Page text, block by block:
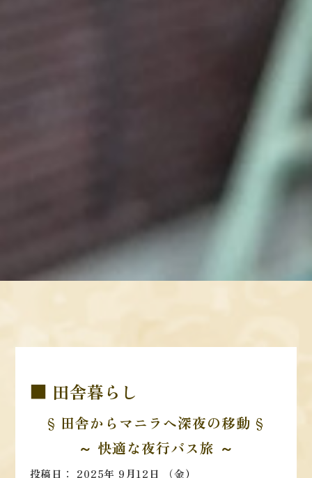
■ 田舎暮らし
§ 田舎からマニラへ深夜の移動 §
～ 快適な夜行バス旅 ～
投稿日： 2025年 9月12日 （金）